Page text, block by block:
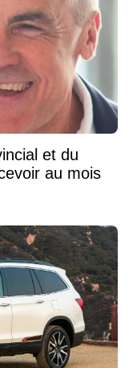
et du
au mois